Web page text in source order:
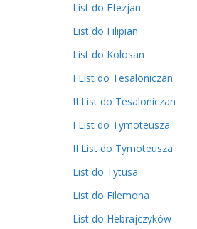
List do Efezjan
List do Filipian
List do Kolosan
I List do Tesaloniczan
II List do Tesaloniczan
I List do Tymoteusza
II List do Tymoteusza
List do Tytusa
List do Filemona
List do Hebrajczyków